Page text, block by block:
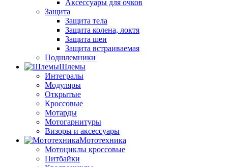
Аксессуары для очков
Защита
Защита тела
Защита колена, локтя
Защита шеи
Защита встраиваемая
Подшлемники
Шлемы
Интегралы
Модуляры
Открытые
Кроссовые
Мотарды
Мотогарнитуры
Визоры и аксессуары
Мототехника
Мотоциклы кроссовые
Питбайки